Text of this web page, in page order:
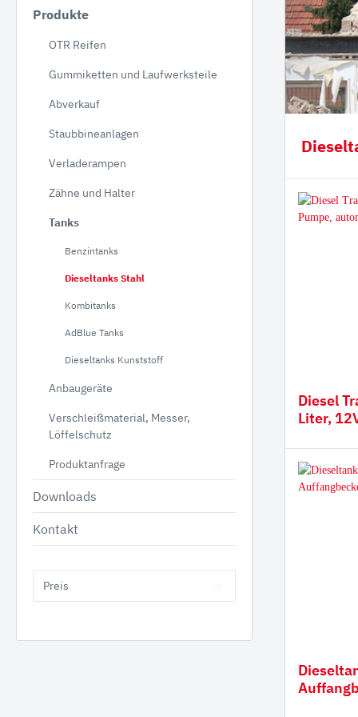
JCB
Volvo
Staubbineanlagen
Produkte
OTR Reifen
Gummiketten und Laufwerksteile
Abverkauf
Staubbineanlagen
Verladerampen
Zähne und Halter
Tanks
Benzintanks
Dieseltanks Stahl
Kombitanks
AdBlue Tanks
Dieseltanks Kunststoff
Anbaugeräte
Verschleißmaterial, Messer,
Löffelschutz
Produktanfrage
Downloads
Kontakt
Preis
Diesel
Liter,